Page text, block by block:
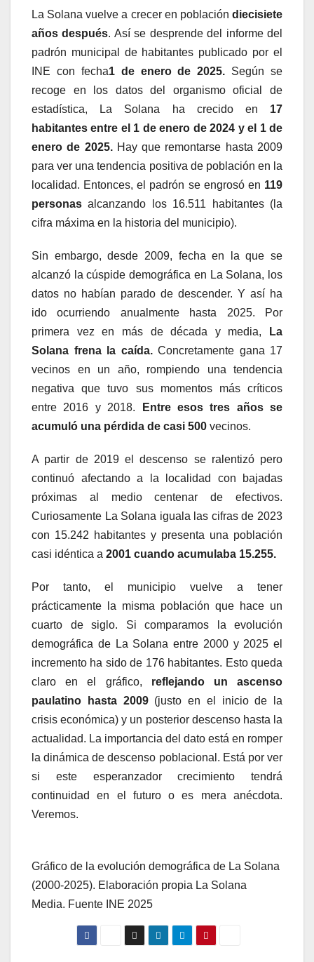
La Solana vuelve a crecer en población diecisiete
años después. Así se desprende del informe del
padrón municipal de habitantes publicado por el
INE con fecha1 de enero de 2025. Según se
recoge en los datos del organismo oficial de
estadística, La Solana ha crecido en 17
habitantes entre el 1 de enero de 2024 y el 1 de
enero de 2025. Hay que remontarse hasta 2009
para ver una tendencia positiva de población en la
localidad. Entonces, el padrón se engrosó en 119
personas alcanzando los 16.511 habitantes (la
cifra máxima en la historia del municipio).
Sin embargo, desde 2009, fecha en la que se
alcanzó la cúspide demográfica en La Solana, los
datos no habían parado de descender. Y así ha
ido ocurriendo anualmente hasta 2025. Por
primera vez en más de década y media,
La
Solana frena la caída.Concretamente gana 17
vecinos en un año, rompiendo una tendencia
negativa que tuvo sus momentos más críticos
entre 2016 y 2018.
Entre esos tres años se
acumuló una pérdida de casi 500 vecinos.
A partir de 2019 el descenso se ralentizó pero
continuó afectando a la localidad con bajadas
próximas al medio centenar de efectivos.
Curiosamente La Solana iguala las cifras de 2023
con 15.242 habitantes y presenta una población
casi idéntica a 2001 cuando acumulaba 15.255.
Por tanto, el municipio vuelve a tener
prácticamente la misma población que hace un
cuarto de siglo. Si comparamos la evolución
demográfica de La Solana entre 2000 y 2025 el
incremento ha sido de 176 habitantes. Esto queda
claro en el gráfico, reflejando un ascenso
paulatino hasta 2009 (justo en el inicio de la
crisis económica) y un posterior descenso hasta la
actualidad. La importancia del dato está en romper
la dinámica de descenso poblacional. Está por ver
si este esperanzador crecimiento tendrá
continuidad en el futuro o es mera anécdota.
Veremos.
Gráfico de la evolución demográfica de La Solana
(2000-2025). Elaboración propia La Solana
Media. Fuente INE 2025